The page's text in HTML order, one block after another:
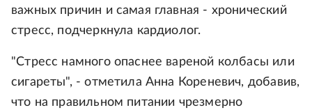
важных причин и самая главная - хронический
стресс, подчеркнула кардиолог.
"Стресс намного опаснее вареной колбасы или
сигареты", - отметила Анна Кореневич, добавив,
что на правильном питании чрезмерно